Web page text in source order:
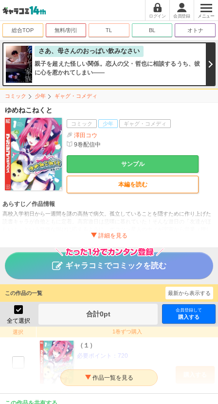
ログイン 会員登録 メニュー
総合TOP 無料/割引 TL BL オトナ
さあ、母さんのおっぱい飲みなさい
親子を超えた怪しい関係。恋人の父・哲也に相談するうち、彼
に心を惹かれてしまい――
コミック 少年 ギャグ・コメディ
ゆめねこねくと
コミック 少年 ギャグ・コメディ
澤田コウ
9巻配信中
サンプル
本編を読む
あらすじ／作品情報
高校入学初日から一週間を謎の高熱で病欠。孤立していることを隠すために作り上げた
売り）にやってきて……。ナノのトンデモ商品によって、遊日の高校生活は更なる混迷
ィ開幕！！
ゆめねこねくと
作者 澤田コウ
掲載誌 週刊少年マガジン
出版社 講談社
ギャラコミでコミックを読む
この作品の一覧
全て選択
合計0pt 会員登録して
購入する
選択 1巻ずつ購入
最新から表示する
（１）
必要ポイント： 720
（２）